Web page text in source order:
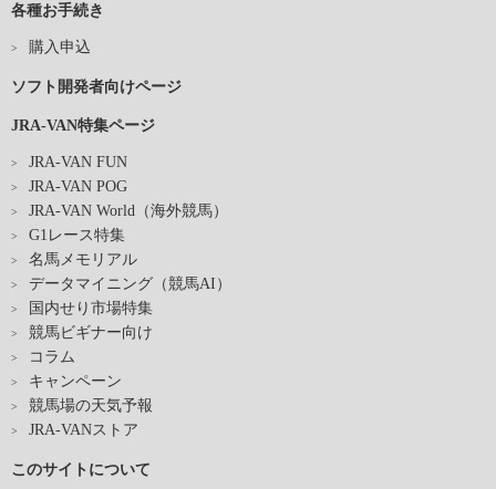
各種お手続き
購入申込
ソフト開発者向けページ
JRA-VAN特集ページ
JRA-VAN FUN
JRA-VAN POG
JRA-VAN World（海外競馬）
G1レース特集
名馬メモリアル
データマイニング（競馬AI）
国内せり市場特集
競馬ビギナー向け
コラム
キャンペーン
競馬場の天気予報
JRA-VANストア
このサイトについて